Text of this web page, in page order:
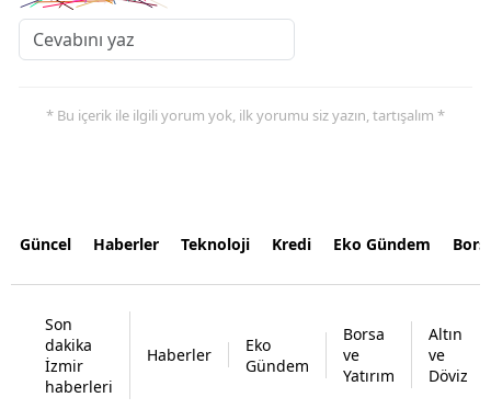
* Bu içerik ile ilgili yorum yok, ilk yorumu siz yazın, tartışalım *
Güncel Haberler Teknoloji Kredi Eko Gündem
Son
dakika
İzmir
haberleri
Haberler
Eko
Gündem
Borsa
ve
Yatırım
Altın
ve
Döviz